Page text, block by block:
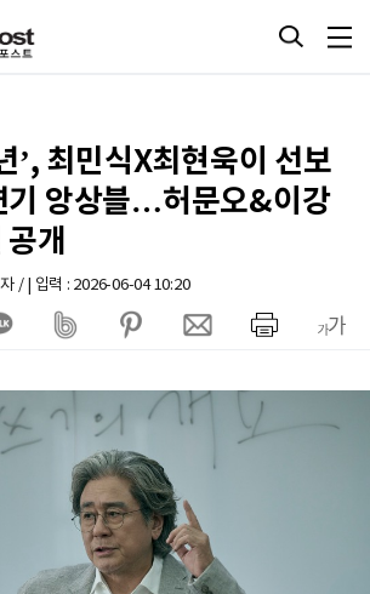
’​, 최민식X최현욱이 선보
기 앙상블…허문오&이강
개
/ | 입력 : 2026-06-04 10:20